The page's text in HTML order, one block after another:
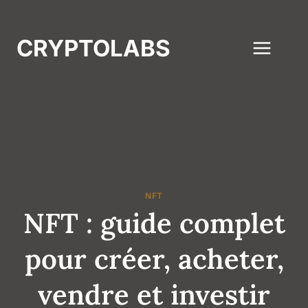
contenu
CRYPTOLABS
NFT
NFT : guide complet
pour créer, acheter,
vendre et investir